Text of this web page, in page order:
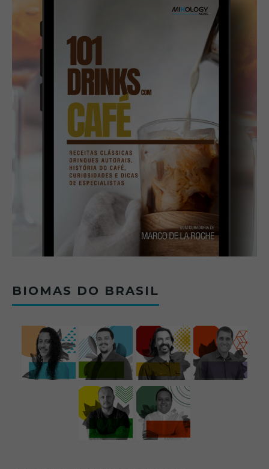
BIOMAS DO BRASIL